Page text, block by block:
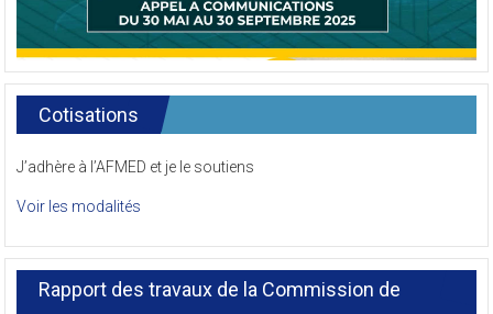
Cotisations
J’adhère à l’AFMED et je le soutiens
Voir les modalités
Rapport des travaux de la Commission de